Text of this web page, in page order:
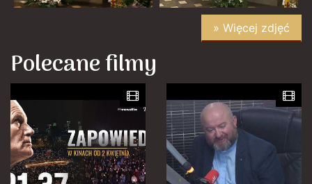
» Więcej zdjęć
Polecane filmy